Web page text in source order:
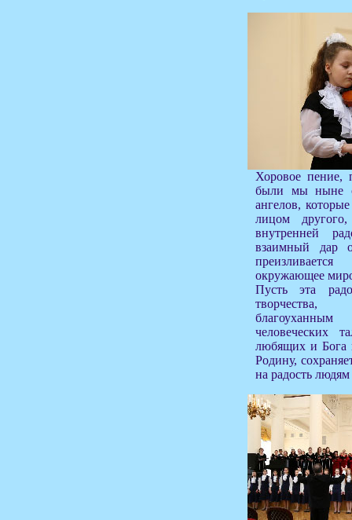
Хоровое пение,
были мы ныне
ангелов,
лицом
внутренней
взаимный дар
окружающее
Пусть эта
человеческих
любящих и Бога
Родину,
на радость